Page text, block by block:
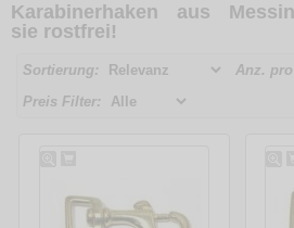
Karabinerhaken aus
sie rostfrei!
Sortierung:
Anz.
Preis Filter: